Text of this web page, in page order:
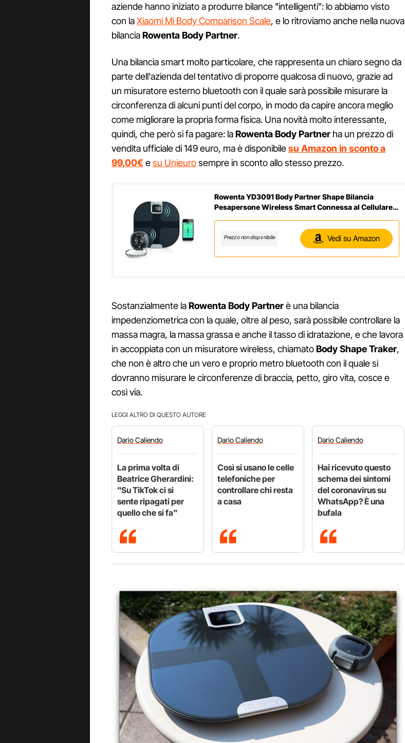
aziende hanno iniziato a produrre bilance "intelligenti": lo abbiamo visto
con laXiaomi Mi Body Comparison Scale, e lo ritroviamo anche nella nuova
bilanciaRowenta Body Partner.
Una bilancia smart molto particolare, che rappresenta un chiaro segno da
parte dell'azienda del tentativo di proporre qualcosa di nuovo, grazie ad
un misuratore esterno bluetooth con il quale sarà possibile misurare la
circonferenza di alcuni punti del corpo, in modo da capire ancora meglio
come migliorare la propria forma fisica. Una novità molto interessante,
quindi, che però si fa pagare: laRowenta Body Partner ha un prezzo di
vendita ufficiale di 149 euro, ma è disponibilesu Amazon in sconto a
99,00€ esu Unieurosempre in sconto allo stesso prezzo.
Rowenta YD3091 Body Partner Shape Bilancia
Pesapersone Wireless Smart Connessa al Cellulare,
Prezzo non disponibile Vedi su Amazon
Sostanzialmente laRowenta Body Partnerè una bilancia
impedenziometrica con la quale, oltre al peso, sarà possibile controllare la
massa magra, la massa grassa e anche il tasso di idratazione, e che lavora
in accoppiata con un misuratore wireless, chiamatoBody Shape Traker,
che non è altro che un vero e proprio metro bluetooth con il quale si
dovranno misurare le circonferenze di braccia, petto, giro vita, cosce e
così via.
LEGGI ALTRO DI QUESTO AUTORE
DarioCaliendo
La prima volta di
Beatrice Gherardini:
"Su TikTok ci si
sente ripagati per
quello che si fa"
DarioCaliendo
Così si usano le celle
telefoniche per
controllare chi resta
a casa
DarioCaliendo
Hai ricevuto questo
schema dei sintomi
del coronavirus su
WhatsApp? È una
bufala